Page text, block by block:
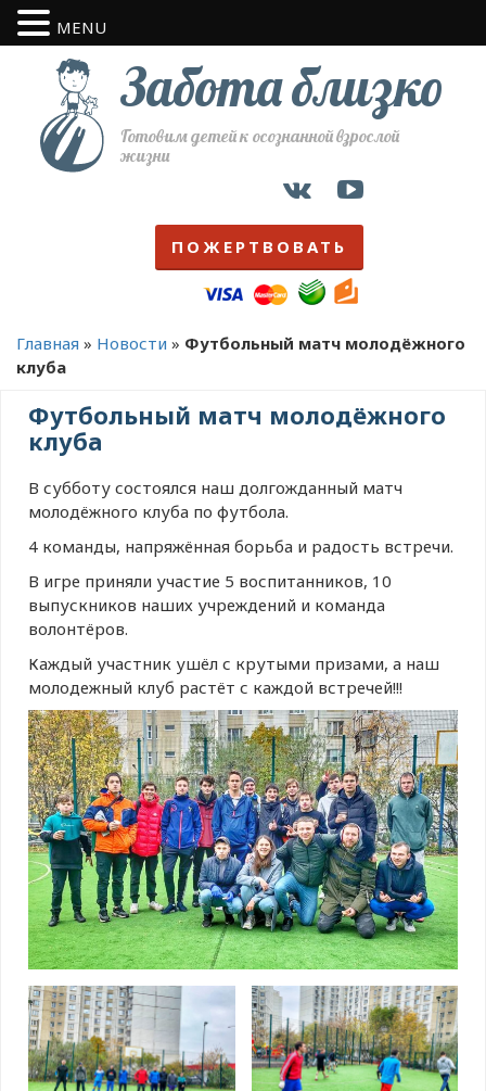
Забота близко
Готовим детей к осознанной взрослой
жизни
ПОЖЕРТВОВАТЬ
Главная » Новости » Футбольный матч молодёжного
клуба
Футбольный матч молодёжного
клуба
В субботу состоялся наш долгожданный матч
молодёжного клуба по футбола.
4 команды, напряжённая борьба и радость встречи.
В игре приняли участие 5 воспитанников, 10
выпускников наших учреждений и команда
волонтёров.
Каждый участник ушёл с крутыми призами, а наш
молодежный клуб растёт с каждой встречей!!!
MENU